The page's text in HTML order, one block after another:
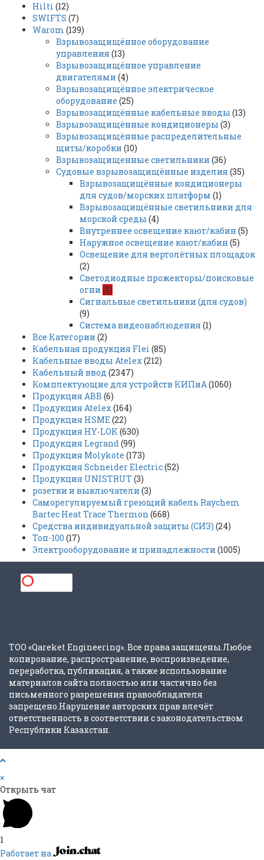
Hilti (12)
SWIFTS (7)
Warom (139)
Взрывозащищённое оборудование
управления (13)
Взрывозащищённое управление
двигателями (4)
Взрывозащищённое электрическое
оборудование (25)
Взрывозащищённые кабельные вводы (13)
Взрывозащищённые кондиционеры (3)
Взрывозащищённые распределительные
щиты/коробки (10)
Взрывозащищенные светильники (36)
Судовые взрывозащищённые изделия (35)
Взрывозащищённые кондиционеры
для судов/морских платформ (1)
Взрывозащищённые светильники для
морской среды (4)
Внутреннее освещение кают/кабин (5)
Наружное освещение кают/кабин (5)
Освещение для вертолётных площадок
(2)
Светодиодные прожекторы/поисковые
огни (8)
Сигнальные светильники (для судов)
(9)
Система видеонаблюдения (1)
Все Категории (2)
Кабельная продукция Flei (85)
Кабельные вводы Atelex(212)
Кабельный ввод (2347)
Комплектующие для устройств КИПиА(1060)
Продукция ABB (6)
Продукция Atelex(164)
Продукция HSME(22)
Продукция HY-LOK (630)
Продукция Legrand(99)
Продукция Molykote (173)
Продукция Schneider Electric(52)
Продукция UNISTRUT (3)
розетки и выключатели (3)
Саморегулируемый греющий кабель Raychem
Bartec Heat Trace Thermon (668)
Средства индивидуальной защиты (СИЗ) (24)
Топ-100 (17)
Электрооборудование и принадлежности (1005)
ТОО «Qareket Engineering». Все права защищены.Любое
копирование, распространение, воспроизведение,
переработка, публикация, а также использование
материалов сайта полностью или частично без
письменного разрешения правообладателя
запрещено.Нарушение авторских прав влечёт
ответственность в соответствии с законодательством
Республики Казахстан.
×
Открыть чат
1
Работает на